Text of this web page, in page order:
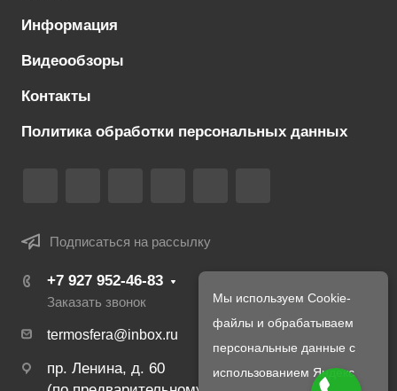
Информация
Видеообзоры
Контакты
Политика обработки персональных данных
Подписаться на рассылку
+7 927 952-46-83
Заказать звонок
termosfera@inbox.ru
пр. Ленина, д. 60
Мы используем Cookie-
файлы и обрабатываем
персональные данные с
использованием Яндекс